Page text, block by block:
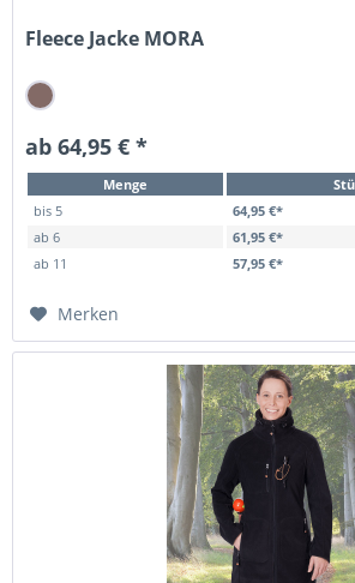
Fleece Jacke MORA
ab 64,95 € *
Menge
bis 5
64,95 €*
ab 6
61,95 €*
ab 11 57,95 €*
Merken